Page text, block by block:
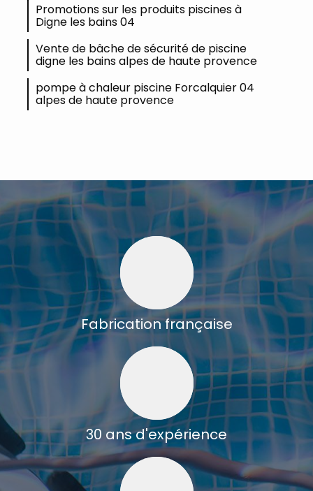
Promotions sur les produits piscines à
Digne les bains 04
Vente de bâche de sécurité de piscine
digne les bains alpes de haute provence
pompe à chaleur piscine Forcalquier 04
alpes de haute provence
Fabrication française
30 ans d'expérience